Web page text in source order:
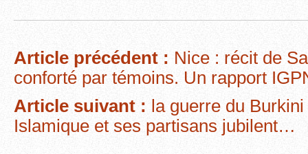
e
b
o
o
k
er
di
t
g
er
Article précédent : Nice : récit de
conforté par témoins. Un rapport
Article suivant : la guerre du
Islamique et ses partisans jubilent…